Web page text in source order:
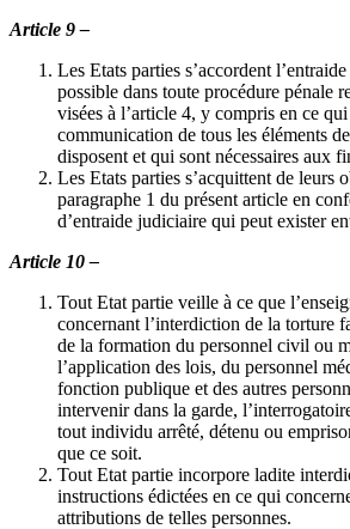
Article 9 –
Les Etats parties s’accordent
possible dans toute procédure pénale
visées à l’article 4, y compris en ce
communication de tous les éléments
disposent et qui sont nécessaires aux
Les Etats parties s’acquittent de leurs
paragraphe 1 du présent article en
d’entraide judiciaire qui peut exister
Article 10 –
Tout Etat partie veille à ce que
concernant l’interdiction de la torture
de la formation du personnel civil ou
l’application des lois, du personnel
fonction publique et des autres
intervenir dans la garde,
tout individu arrêté, détenu ou
que ce soit.
Tout Etat partie incorpore ladite
instructions édictées en ce qui
attributions de telles personnes.